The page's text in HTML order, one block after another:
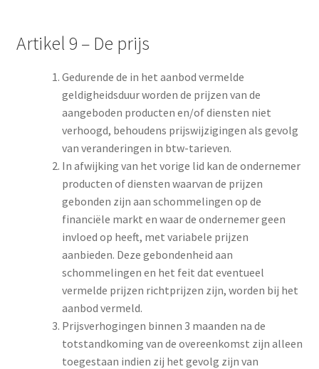
Artikel 9 – De prijs
Gedurende de in het aanbod vermelde
geldigheidsduur worden de prijzen van de
aangeboden producten en/of diensten niet
verhoogd, behoudens prijswijzigingen als gevolg
van veranderingen in btw-tarieven.
In afwijking van het vorige lid kan de ondernemer
producten of diensten waarvan de prijzen
gebonden zijn aan schommelingen op de
financiële markt en waar de ondernemer geen
invloed op heeft, met variabele prijzen
aanbieden. Deze gebondenheid aan
schommelingen en het feit dat eventueel
vermelde prijzen richtprijzen zijn, worden bij het
aanbod vermeld.
Prijsverhogingen binnen 3 maanden na de
totstandkoming van de overeenkomst zijn alleen
toegestaan indien zij het gevolg zijn van